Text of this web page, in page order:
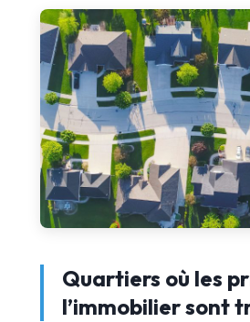
Quartiers où les
l’immobilier sont